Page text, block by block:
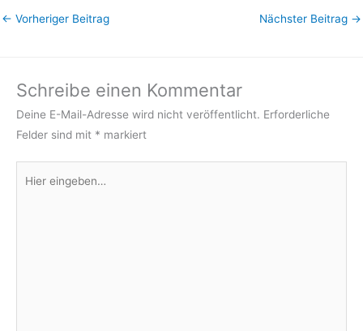
← Vorheriger Beitrag Nächster Beitrag →
Schreibe einen Kommentar
Deine E-Mail-Adresse wird nicht veröffentlicht. Erforderliche
Felder sind mit * markiert
eingeben…